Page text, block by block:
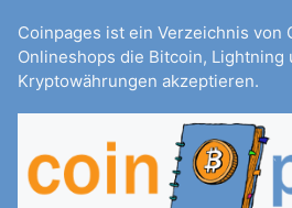
Coinpages ist ein Verzeichnis von
Onlineshops die Bitcoin, Lightning
Kryptowährungen akzeptieren.